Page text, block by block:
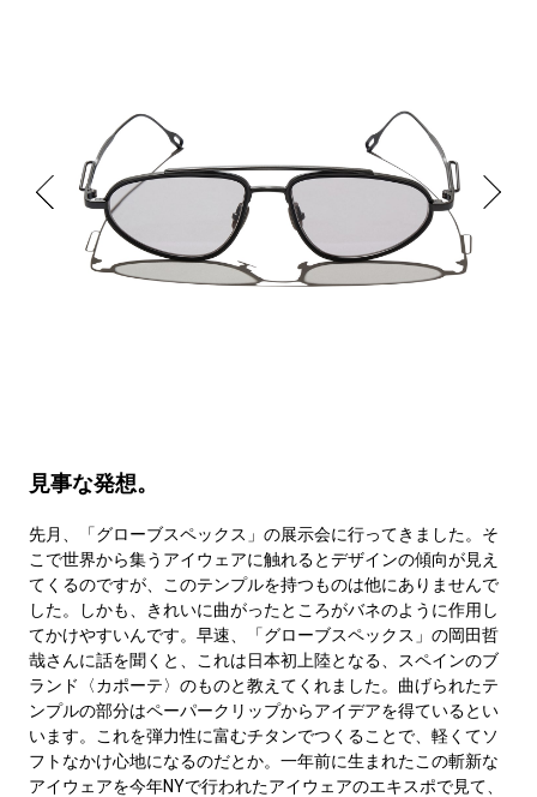
見事な発想。
先月、「グローブスペックス」の展示会に行ってきました。そ
こで世界から集うアイウェアに触れるとデザインの傾向が見え
てくるのですが、このテンプルを持つものは他にありませんで
した。しかも、きれいに曲がったところがバネのように作用し
てかけやすいんです。早速、「グローブスペックス」の岡田哲
哉さんに話を聞くと、これは日本初上陸となる、スペインのブ
ランド〈カポーテ〉のものと教えてくれました。曲げられたテ
ンプルの部分はペーパークリップからアイデアを得ているとい
います。これを弾力性に富むチタンでつくることで、軽くてソ
フトなかけ心地になるのだとか。一年前に生まれたこの斬新な
アイウェアを今年NYで行われたアイウェアのエキスポで見て、